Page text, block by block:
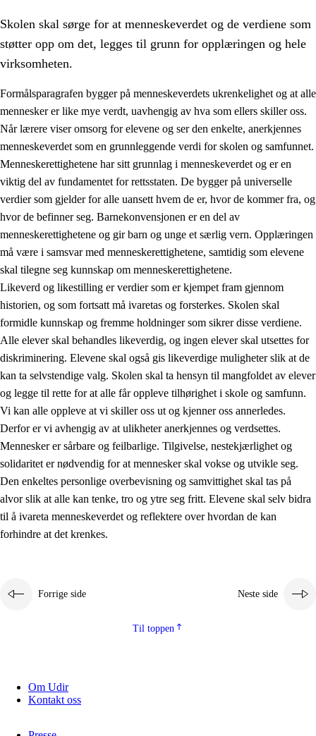
1. Opplæringens verdigrunnlag
1.1 Menneskeverdet
1.2 Identitet og kulturelt mangfold
1.3 Kritisk tenkning og etisk bevissthet
1.4 Skaperglede, engasjement og utforskertrang
1.5 Respekt for naturen og miljøbevissthet
1.6 Demokrati og medvirkning
Skolen skal sørge for at menneskeverdet og de verdiene som
støtter opp om det, legges til grunn for opplæringen og hele
virksomheten.
Formålsparagrafen bygger på menneskeverdets ukrenkelighet og at alle
mennesker er like mye verdt, uavhengig av hva som ellers skiller oss.
Når lærere viser omsorg for elevene og ser den enkelte, anerkjennes
menneskeverdet som en grunnleggende verdi for skolen og samfunnet.
Menneskerettighetene har sitt grunnlag i menneskeverdet og er en
viktig del av fundamentet for rettsstaten. De bygger på universelle
verdier som gjelder for alle uansett hvem de er, hvor de kommer fra, og
hvor de befinner seg. Barnekonvensjonen er en del av
menneskerettighetene og gir barn og unge et særlig vern. Opplæringen
må være i samsvar med menneskerettighetene, samtidig som elevene
skal tilegne seg kunnskap om menneskerettighetene.
Likeverd og likestilling er verdier som er kjempet fram gjennom
historien, og som fortsatt må ivaretas og forsterkes. Skolen skal
formidle kunnskap og fremme holdninger som sikrer disse verdiene.
Alle elever skal behandles likeverdig, og ingen elever skal utsettes for
diskriminering. Elevene skal også gis likeverdige muligheter slik at de
kan ta selvstendige valg. Skolen skal ta hensyn til mangfoldet av elever
og legge til rette for at alle får oppleve tilhørighet i skole og samfunn.
Vi kan alle oppleve at vi skiller oss ut og kjenner oss annerledes.
Derfor er vi avhengig av at ulikheter anerkjennes og verdsettes.
Mennesker er sårbare og feilbarlige. Tilgivelse, nestekjærlighet og
solidaritet er nødvendig for at mennesker skal vokse og utvikle seg.
Den enkeltes personlige overbevisning og samvittighet skal tas på
alvor slik at alle kan tenke, tro og ytre seg fritt. Elevene skal selv bidra
til å ivareta menneskeverdet og reflektere over hvordan de kan
forhindre at det krenkes.
Forrige side Neste side
Til toppen
Om Udir
Kontakt oss